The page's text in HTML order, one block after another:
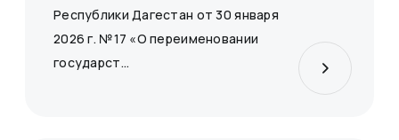
Республики Дагестан от 30 января
2026 г. №17 «О переименовании
государст...